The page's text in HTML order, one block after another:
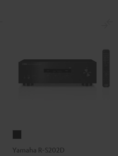
Yamaha R-S202D